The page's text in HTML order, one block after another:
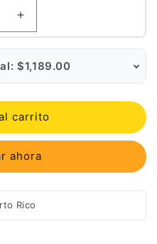
$1,189.00
carrito
ahora
Rico